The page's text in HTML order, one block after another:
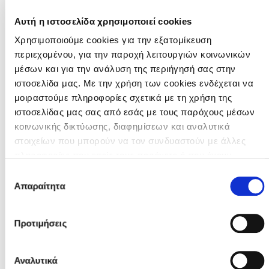
Αυτή η ιστοσελίδα χρησιμοποιεί cookies
Χρησιμοποιούμε cookies για την εξατομίκευση
περιεχομένου, για την παροχή λειτουργιών κοινωνικών
μέσων και για την ανάλυση της περιήγησή σας στην
ιστοσελίδα μας. Με την χρήση των cookies ενδέχεται να
μοιραστούμε πληροφορίες σχετικά με τη χρήση της
ιστοσελίδας μας σας από εσάς με τους παρόχους μέσων
κοινωνικής δικτύωσης, διαφημίσεων και αναλυτικά
στοιχείων που μπορούν να τον συνδυαστούν με άλλες
Μπορείτε να μάθετε περισσότερα σχετικά με την χρήση
των Cookies διαβάζοντας την Πολιτική Cookies κάνοντας
συγκατάθεσης
Απαραίτητα
Προτιμήσεις
Αναλυτικά
08:15 • SOCCER TOWN Π/ΜΝΙ
-
2017 (U9) LIONS (5 Vs 5), FAIR PLAY ΑΜΜΟΧΩΣΤΟΣ
2025/2026. - . - Fair Play Όμιλος
09-Μαΐου-2026
KIDS SOCCER SCHOOL-ΕΘΝΙΚΟΣ ΑΧΝΑΣ - POSEIDONION
SOCCER SCHOOL
ΑΝΑΓΕΝΝΗΣΗ ΔΕΡΥΝΕΙΑΣ - ΑΝΟΡΘΩΣΙΣ ΑΜΜΟΧΩΣΤΟΥ